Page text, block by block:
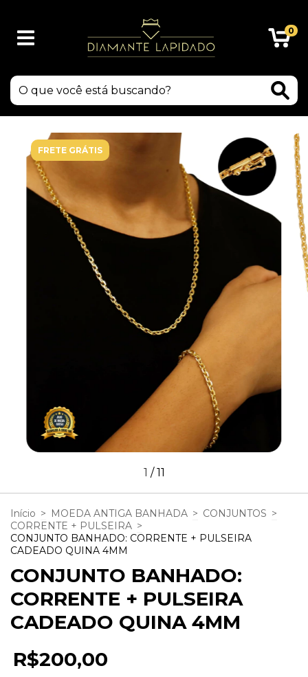
0
FRETE GRÁTIS
1 /11
Início > MOEDA ANTIGA BANHADA > CONJUNTOS >
CORRENTE + PULSEIRA >
CONJUNTO BANHADO: CORRENTE + PULSEIRA
CADEADO QUINA 4MM
CONJUNTO BANHADO:
CORRENTE + PULSEIRA
CADEADO QUINA 4MM
R$200,00